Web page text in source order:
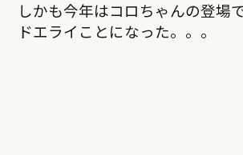
しかも今年はコロちゃんの登場
ドエライことになった。。。